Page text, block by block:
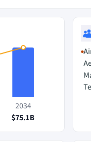
2034
$75.1B